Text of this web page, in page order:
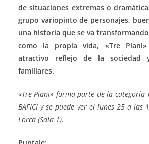
de situaciones extremas o
grupo variopinto de personajes,
una historia que se va
como la propia vida, «Tre
atractivo reflejo de la sociedad
familiares.
«Tre Piani» forma parte de la categoría
BAFICI y se puede ver el lunes 25 a las
Lorca (Sala 1).